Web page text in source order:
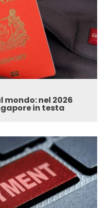
nel 2026
in testa